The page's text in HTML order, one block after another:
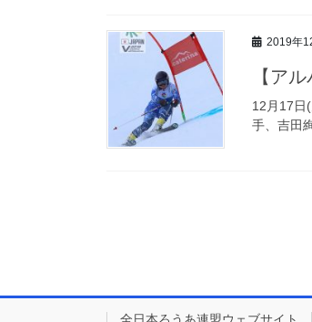
2019年
【ア
12月17日
手、吉田
ビ